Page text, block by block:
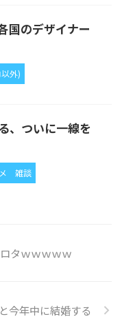
国のデザイナー
外)
、ついに一線を
雑談
タｗｗｗｗｗ
今年中に結婚する